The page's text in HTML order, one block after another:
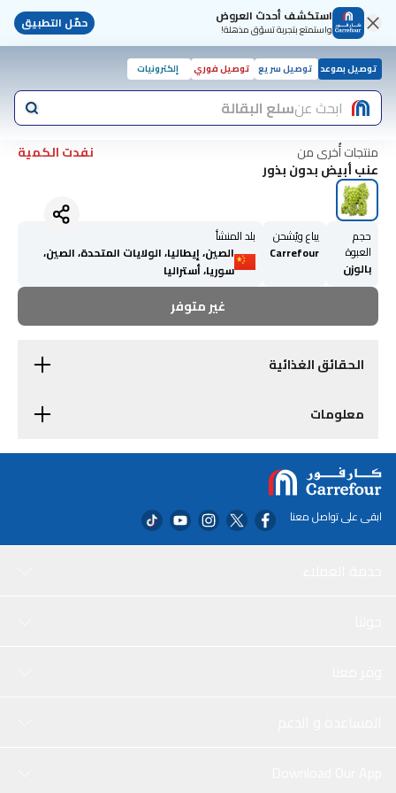
استكشف أحدث العروض
واستمتع بتجربة تسوّق مذهلة! حمّل التطبيق
توصيل بموعد توصيل سريع توصيل فوري إلكترونيات
ابحث عنسلع البقالة
منتجات أُخرى من نفدت الكمية
عنب أبيض بدون بذور
حجم
العبوة
بالوزن
يباع ويُشحن
Carrefour
بلد المنشأ
الصين، إيطاليا، الولايات المتحدة، الصين،
سوريا، أستراليا
غير متوفر
الحقائق الغذائية
معلومات
ابقى على تواصل معنا